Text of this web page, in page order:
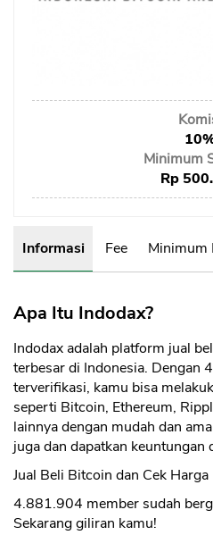
Asuransi Kesehatan
Asuransi Syariah
Minimum
Rp
Informasi Fee Minimum
Apa Itu Indodax?
Indodax adalah platform jual
terbesar di Indonesia. Dengan
terverifikasi, kamu bisa
seperti Bitcoin, Ethereum,
lainnya dengan mudah dan
juga dan dapatkan keuntungan
Jual Beli Bitcoin dan Cek
4.881.904 member sudah
Sekarang giliran kamu!